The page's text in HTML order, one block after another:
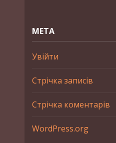
МЕТА
Увійти
Стрічка записів
Стрічка коментарів
WordPress.org